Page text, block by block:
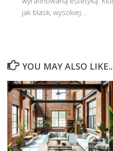
jak blask, wysokiej...
YOU MAY ALSO